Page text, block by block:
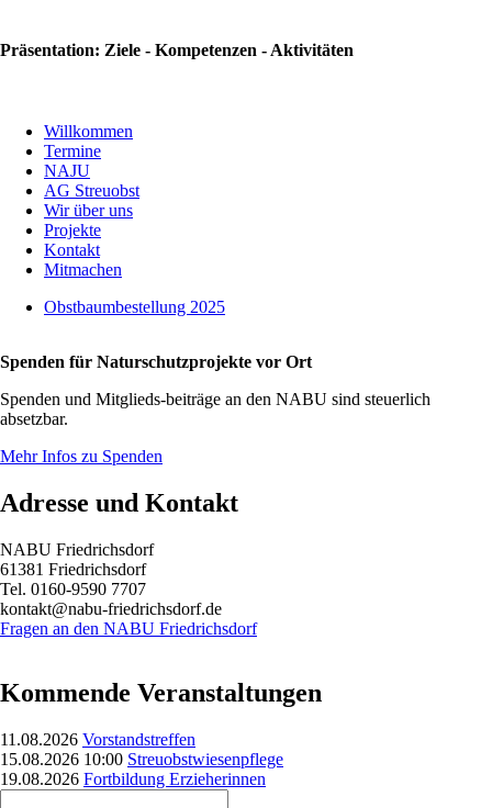
Präsentation: Ziele - Kompetenzen - Aktivitäten
Willkommen
Termine
NAJU
AG Streuobst
Wir über uns
Projekte
Kontakt
Mitmachen
Obstbaumbestellung 2025
Spenden für Naturschutzprojekte vor Ort
Spenden und Mitglieds-beiträge an den NABU sind steuerlich
absetzbar.
Mehr Infos zu Spenden
Adresse und Kontakt
NABU Friedrichsdorf
61381 Friedrichsdorf
Tel. 0160-9590 7707
kontakt@nabu-friedrichsdorf.de
Fragen an den NABU Friedrichsdorf
Kommende Veranstaltungen
11.08.2026 Vorstandstreffen
15.08.2026 10:00 Streuobstwiesenpflege
19.08.2026 Fortbildung Erzieherinnen